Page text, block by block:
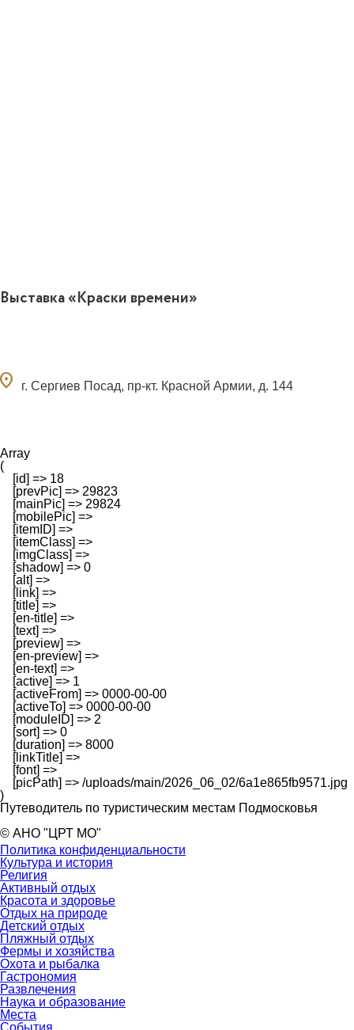
Выставка «Краски времени»
г. Сергиев Посад, пр-кт. Красной Армии, д. 144
Array
(
    [id] => 18
    [prevPic] => 29823
    [mainPic] => 29824
    [mobilePic] =>
    [itemID] =>
    [itemClass] =>
    [imgClass] =>
    [shadow] => 0
    [alt] =>
    [link] =>
    [title] =>
    [en-title] =>
    [text] =>
    [preview] =>
    [en-preview] =>
    [en-text] =>
    [active] => 1
    [activeFrom] => 0000-00-00
    [activeTo] => 0000-00-00
    [moduleID] => 2
    [sort] => 0
    [duration] => 8000
    [linkTitle] =>
    [font] =>
    [picPath] => /uploads/main/2026_06_02/6a1e865fb9571.jpg
Путеводитель по туристическим местам Подмосковья
© АНО "ЦРТ МО"
Политика конфиденциальности
Культура и история
Религия
Активный отдых
Красота и здоровье
Отдых на природе
Детский отдых
Пляжный отдых
Фермы и хозяйства
Охота и рыбалка
Гастрономия
Развлечения
Наука и образование
Места
События